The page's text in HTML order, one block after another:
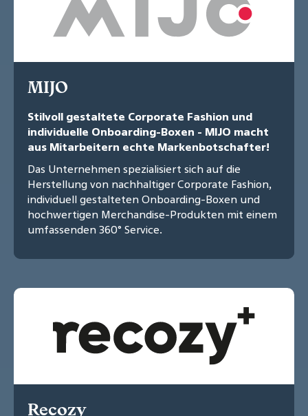
MIJO
Stilvoll gestaltete Corporate Fashion und
individuelle Onboarding-Boxen - MIJO macht
aus Mitarbeitern echte Markenbotschafter!
Das Unternehmen spezialisiert sich auf die
Herstellung von nachhaltiger Corporate Fashion,
individuell gestalteten Onboarding-Boxen und
hochwertigen Merchandise-Produkten mit einem
umfassenden 360° Service.
Recozy